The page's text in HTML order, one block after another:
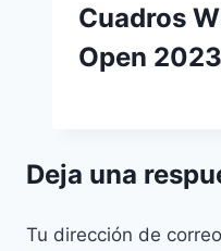
Cuadros
Open 2023
Deja una
Tu dirección de